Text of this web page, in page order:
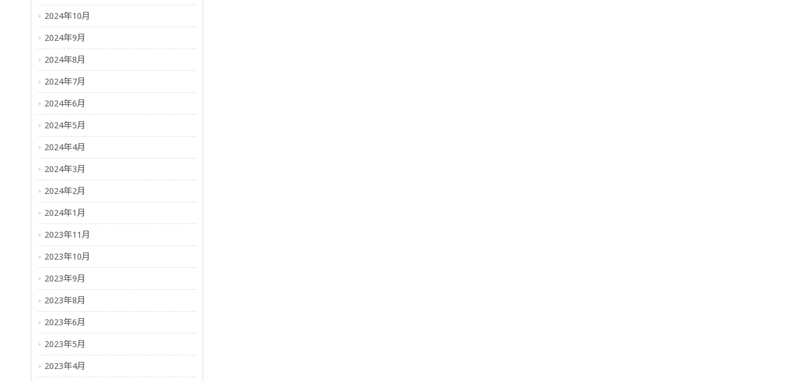
2024年10月
2024年9月
2024年8月
2024年7月
2024年6月
2024年5月
2024年4月
2024年3月
2024年2月
2024年1月
2023年11月
2023年10月
2023年9月
2023年8月
2023年6月
2023年5月
2023年4月